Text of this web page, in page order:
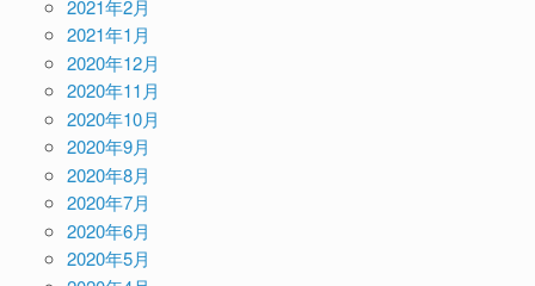
2021年2月
2021年1月
2020年12月
2020年11月
2020年10月
2020年9月
2020年8月
2020年7月
2020年6月
2020年5月